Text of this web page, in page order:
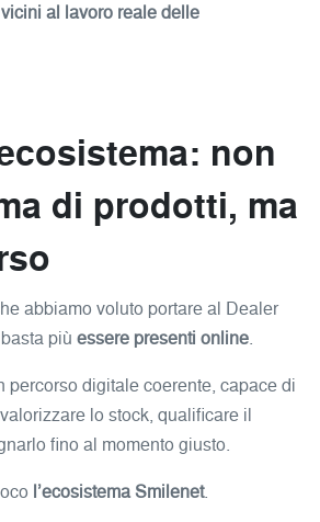
al lavoro reale delle
non
di prodotti, ma
abbiamo voluto portare al Dealer
più essere presenti online.
percorso digitale coerente, capace di
lo stock, qualificare il
fino al momento giusto.
l’ecosistema Smilenet.